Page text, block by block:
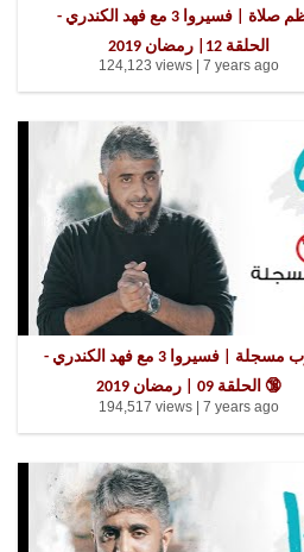
أعظم صلاة | فسيروا 3 مع فهد الكندري -
الحلقة 12| رمضان 2019
124,123 views |7 years ago
الذنوب مسجلة | فسيروا 3 مع فهد الكندري -
الحلقة 09 | رمضان 2019 🔞
194,517 views |7 years ago
منظومة الدرر اللوامع